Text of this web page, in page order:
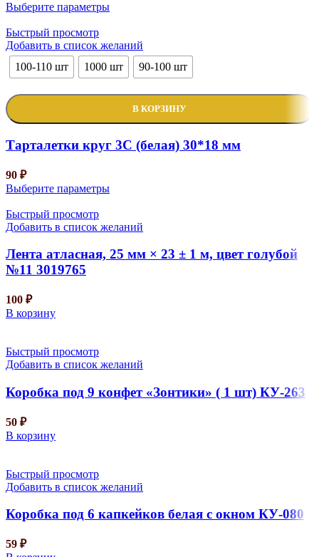
Выберите параметры
Быстрый просмотр
Добавить в список желаний
100-110 шт
1000 шт 90-100 шт
В КОРЗИНУ
Тарталетки круг 3С (белая) 30*18 мм
90 ₽
Выберите параметры
Быстрый просмотр
Добавить в список желаний
Лента атласная, 25 мм × 23 ± 1 м, цвет голубой
№11 3019765
100 ₽
В корзину
Быстрый просмотр
Добавить в список желаний
Коробка под 9 конфет «Зонтики» ( 1 шт) КУ-263
50 ₽
В корзину
Быстрый просмотр
Добавить в список желаний
Коробка под 6 капкейков белая с окном КУ-080
59 ₽